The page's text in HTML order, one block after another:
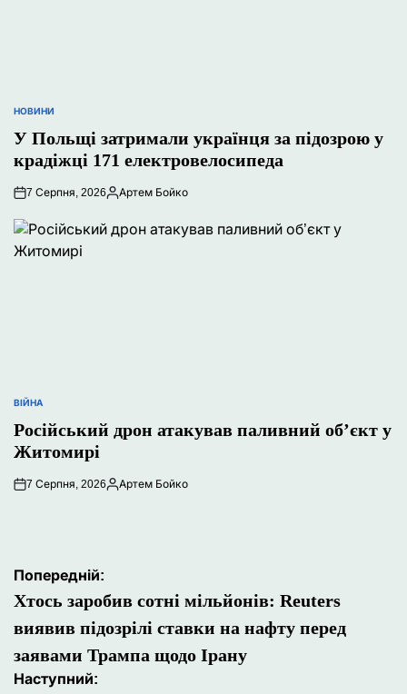
ОПУБЛІКУВАТИ
У
НОВИНИ
У Польщі затримали українця за підозрою у
крадіжці 171 електровелосипеда
7 Серпня, 2026
Опубліковано
Артем Бойко
ОПУБЛІКУВАТИ
У
ВІЙНА
Російський дрон атакував паливний об’єкт у
Житомирі
7 Серпня, 2026
Опубліковано
Артем Бойко
Навігація
записів
Попередній:
Хтось заробив сотні мільйонів: Reuters
виявив підозрілі ставки на нафту перед
заявами Трампа щодо Ірану
Наступний: